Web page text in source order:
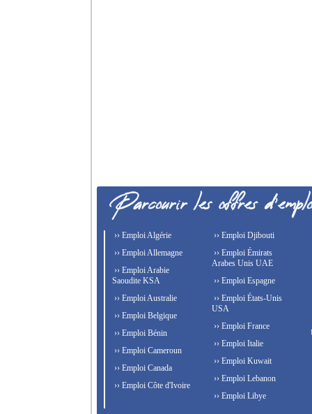
›› Emploi Algérie
›› Emploi Allemagne
›› Emploi Arabie
Saoudite KSA
›› Emploi Australie
›› Emploi Belgique
›› Emploi Bénin
›› Emploi Cameroun
›› Emploi Canada
›› Emploi Côte d'Ivoire
›› Emploi Djibouti
›› Emploi Émirats
Arabes Unis UAE
›› Emploi Espagne
›› Emploi États-Unis
USA
›› Emploi France
›› Emploi Italie
›› Emploi Kuwait
›› Emploi Lebanon
›› Emploi Libye